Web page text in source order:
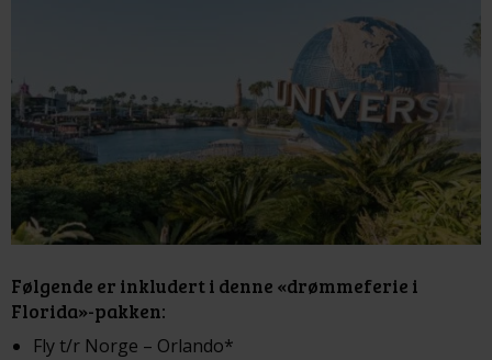
Følgende er inkludert i denne «drømmeferie i
Florida»-pakken:
Fly t/r Norge – Orlando*